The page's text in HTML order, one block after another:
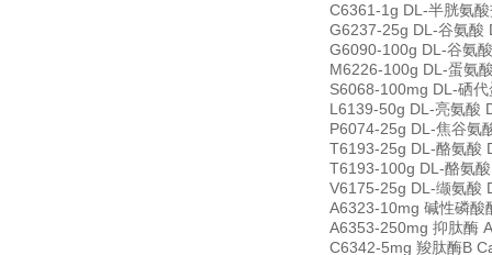
C6361-1g DL-半胱氨
G6237-25g DL-谷氨酸
G6090-100g DL-谷氨
M6226-100g DL-蛋氨
S6068-100mg DL-硒
L6139-50g DL-亮氨酸
P6074-25g DL-焦谷氨
T6193-25g DL-酪氨酸
T6193-100g DL-酪氨
V6175-25g DL-缬氨酸
A6323-10mg 碱性磷
A6353-250mg 抑肽酶
C6342-5mg 羧肽酶B